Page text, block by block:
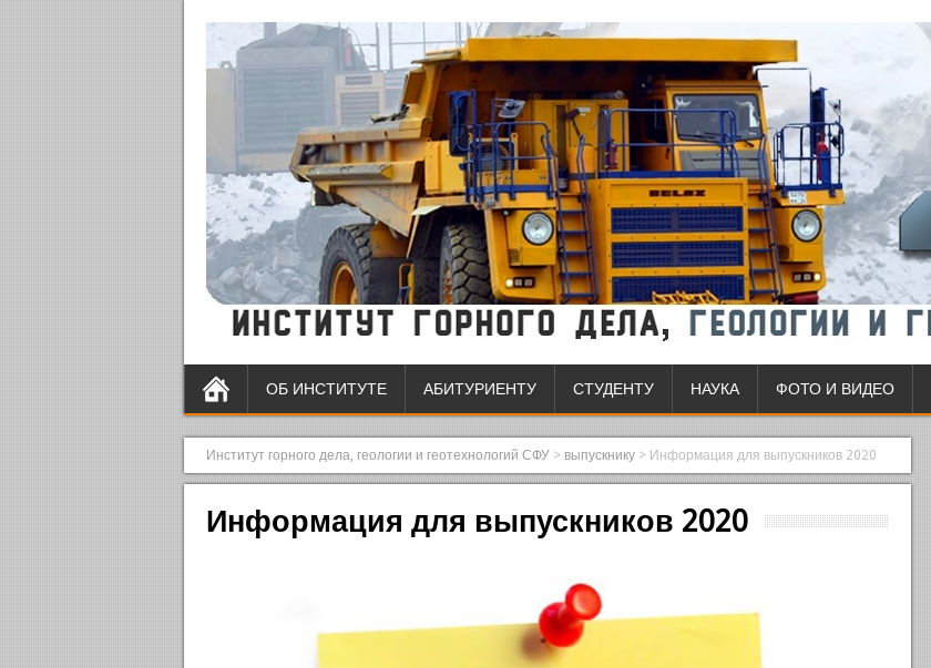
ОБ ИНСТИТУТЕ АБИТУРИЕНТУ СТУДЕНТУ НАУКА ФОТО И ВИДЕО
Институт горного дела, геологии и геотехнологий СФУ > выпускнику > Информация для выпускников 2020
Информация для выпускников 2020